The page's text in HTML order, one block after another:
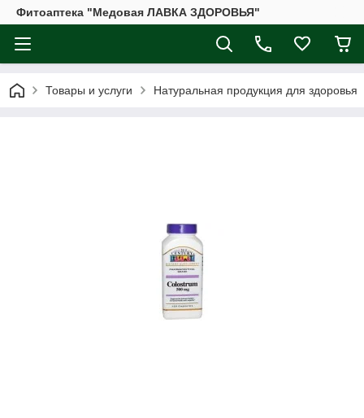
Фитоаптека "Медовая ЛАВКА ЗДОРОВЬЯ"
Товары и услуги Натуральная продукция для здоровья